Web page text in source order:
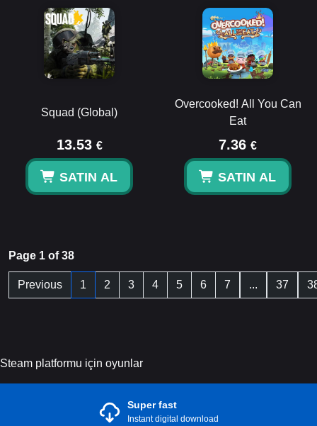
Squad (Global)
13.53 €
SATIN AL
Overcooked! All You Can
Eat
7.36 €
SATIN AL
Page 1 of 38
Previous 1 2 3 4 5 6 7 ... 37
Steam platformu için oyunlar
Super fast
Instant digital download